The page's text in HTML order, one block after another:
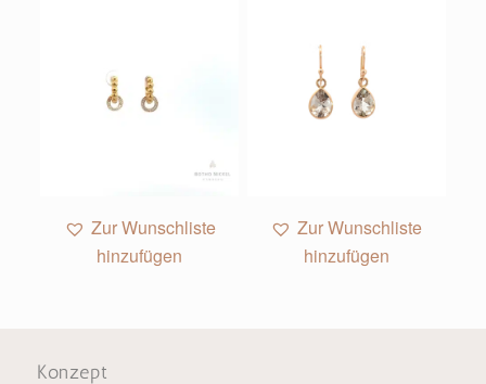
Zur Wunschliste
hinzufügen
Zur Wunschliste
hinzufügen
Konzept